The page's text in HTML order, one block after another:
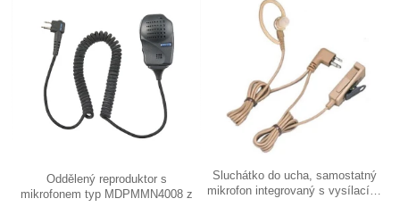
Oddělený reproduktor s
mikrofonem typ MDPMMN4008 z
Sluchátko do ucha, samostatný
mikrofon integrovaný s vysílací…